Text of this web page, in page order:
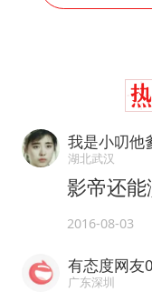
我是小叨他
湖北武汉
影帝还
2016-08-03
有态度网友
广东深圳